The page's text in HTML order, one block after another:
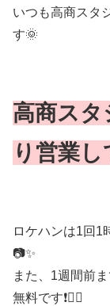
いつも高商スタ
す🌞
高商スタ
り営業し
ロケハンは1回1
📷✨
また、1週間前
無料です❗️🙆‍♀️